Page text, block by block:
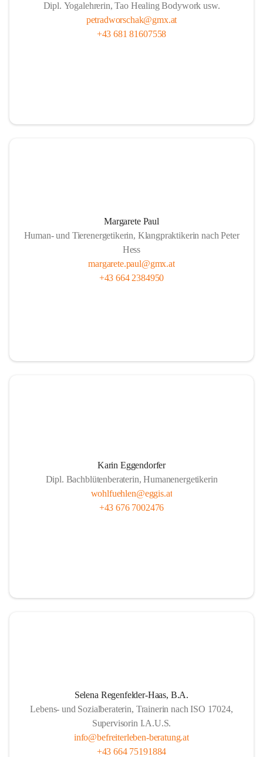
Dipl. Yogalehrerin, Tao Healing Bodywork usw.
petradworschak@gmx.at
+43 681 81607558
Margarete Paul
Human- und Tierenergetikerin, Klangpraktikerin nach Peter
Hess
margarete.paul@gmx.at
+43 664 2384950
Karin Eggendorfer
Dipl. Bachblütenberaterin, Humanenergetikerin
wohlfuehlen@eggis.at
+43 676 7002476
Selena Regenfelder-Haas, B.A.
Lebens- und Sozialberaterin, Trainerin nach ISO 17024,
Supervisorin I.A.U.S.
info@befreiterleben-beratung.at
+43 664 75191884